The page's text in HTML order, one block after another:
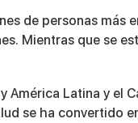
de personas más
Mientras que se
América Latina y el
se ha convertido